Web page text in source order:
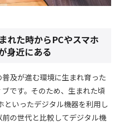
れた時からPCやスマホ
身近にある
及が進む環境に生まれ育った
です。そのため、生まれた頃
といったデジタル機器を利用し
の世代と比較してデジタル機